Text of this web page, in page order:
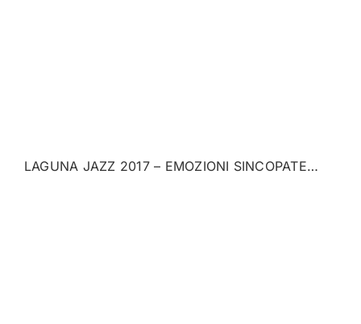
LAGUNA JAZZ 2017 – EMOZIONI SINCOPATE…